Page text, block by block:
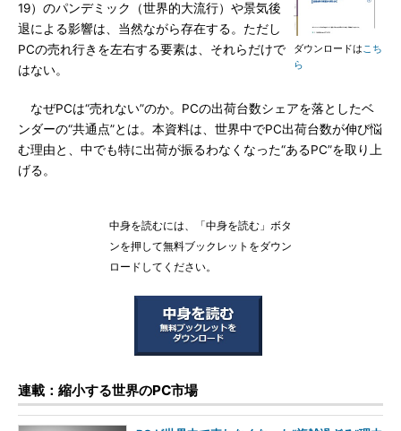
ダウンロードはこち
ら
19）のパンデミック（世界的大流行）や景気後
退による影響は、当然ながら存在する。ただし
PCの売れ行きを左右する要素は、それらだけで
はない。
なぜPCは“売れない”のか。PCの出荷台数シェアを落としたベ
ンダーの“共通点”とは。本資料は、世界中でPC出荷台数が伸び悩
む理由と、中でも特に出荷が振るわなくなった“あるPC”を取り上
げる。
中身を読むには、「中身を読む」ボタ
ンを押して無料ブックレットをダウン
ロードしてください。
連載：縮小する世界のPC市場